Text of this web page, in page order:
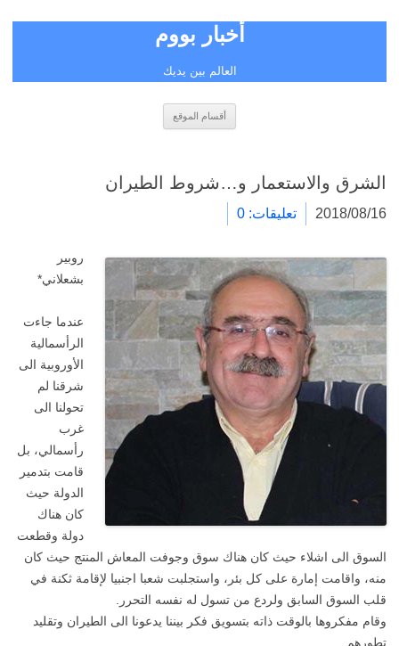
أخبار بووم
العالم بين يديك
أقسام الموقع
الشرق والاستعمار و…شروط الطيران
2018/08/16 تعليقات: 0
روبير
بشعلاني*
عندما جاءت
الرأسمالية
الأوروبية الى
شرقنا لم
تحولنا الى
غرب
رأسمالي، بل
قامت بتدمير
الدولة حيث
كان هناك
دولة وقطعت
السوق الى اشلاء حيث كان هناك سوق وجوفت المعاش المنتج حيث كان
منه، واقامت إمارة على كل بئر، واستجلبت شعبا اجنبيا لإقامة ثكنة في
قلب السوق السابق ولردع من تسول له نفسه التحرر.
وقام مفكروها بالوقت ذاته بتسويق فكر بيننا يدعونا الى الطيران وتقليد
تطورهم.